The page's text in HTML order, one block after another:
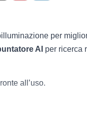
per
AI per ricerca
all’uso.